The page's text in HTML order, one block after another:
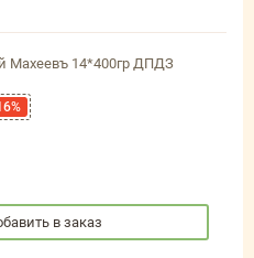
14*400гр ДПДЗ
в заказ